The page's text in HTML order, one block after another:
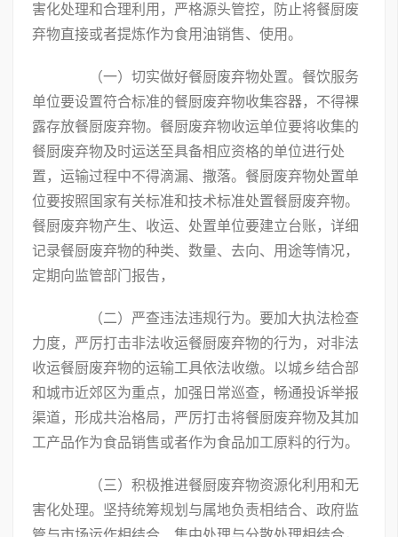
害化处理和合理利用，严格源头管控，防止将餐厨废
弃物直接或者提炼作为食用油销售、使用。
（一）切实做好餐厨废弃物处置。餐饮服务
单位要设置符合标准的餐厨废弃物收集容器，不得裸
露存放餐厨废弃物。餐厨废弃物收运单位要将收集的
餐厨废弃物及时运送至具备相应资格的单位进行处
置，运输过程中不得滴漏、撒落。餐厨废弃物处置单
位要按照国家有关标准和技术标准处置餐厨废弃物。
餐厨废弃物产生、收运、处置单位要建立台账，详细
记录餐厨废弃物的种类、数量、去向、用途等情况，
定期向监管部门报告，
（二）严查违法违规行为。要加大执法检查
力度，严厉打击非法收运餐厨废弃物的行为，对非法
收运餐厨废弃物的运输工具依法收缴。以城乡结合部
和城市近郊区为重点，加强日常巡查，畅通投诉举报
渠道，形成共治格局，严厉打击将餐厨废弃物及其加
工产品作为食品销售或者作为食品加工原料的行为。
（三）积极推进餐厨废弃物资源化利用和无
害化处理。坚持统筹规划与属地负责相结合、政府监